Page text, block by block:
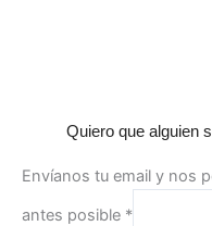
Quiero que alguien
Envíanos tu email y nos
antes posible *